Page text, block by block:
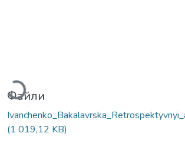
Вантажиться...
Файли
(1 019,12 KB)